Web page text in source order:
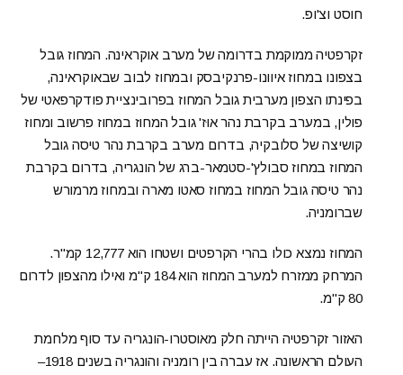
חוסט וצ'ופ.
זקרפטיה ממוקמת בדרומה של מערב אוקראינה. המחוז גובל
בצפונו במחוז איוונו-פרנקיבסק ובמחוז לבוב שבאוקראינה,
בפינתו הצפון מערבית גובל המחוז בפרובינציית פודקרפאטי של
פולין, במערב בקרבת נהר אוּז' גובל המחוז במחוז פרשוב ומחוז
קושיצה של סלובקיה, בדרום מערב בקרבת נהר טיסה גובל
המחוז במחוז סבולץ'-סטמאר-ברג של הונגריה, בדרום בקרבת
נהר טיסה גובל המחוז במחוז סאטו מארה ובמחוז מרמורש
שברומניה.
המחוז נמצא כולו בהרי הקרפטים ושטחו הוא 12,777 קמ"ר.
המרחק ממזרח למערב המחוז הוא 184 ק"מ ואילו מהצפון לדרום
80 ק"מ.
האזור זקרפטיה הייתה חלק מאוסטרו-הונגריה עד סוף מלחמת
העולם הראשונה. אז עברה בין רומניה והונגריה בשנים 1918–